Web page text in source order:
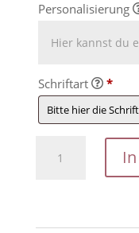
Personalisierung
Schriftart *
Geschenkidee
mit